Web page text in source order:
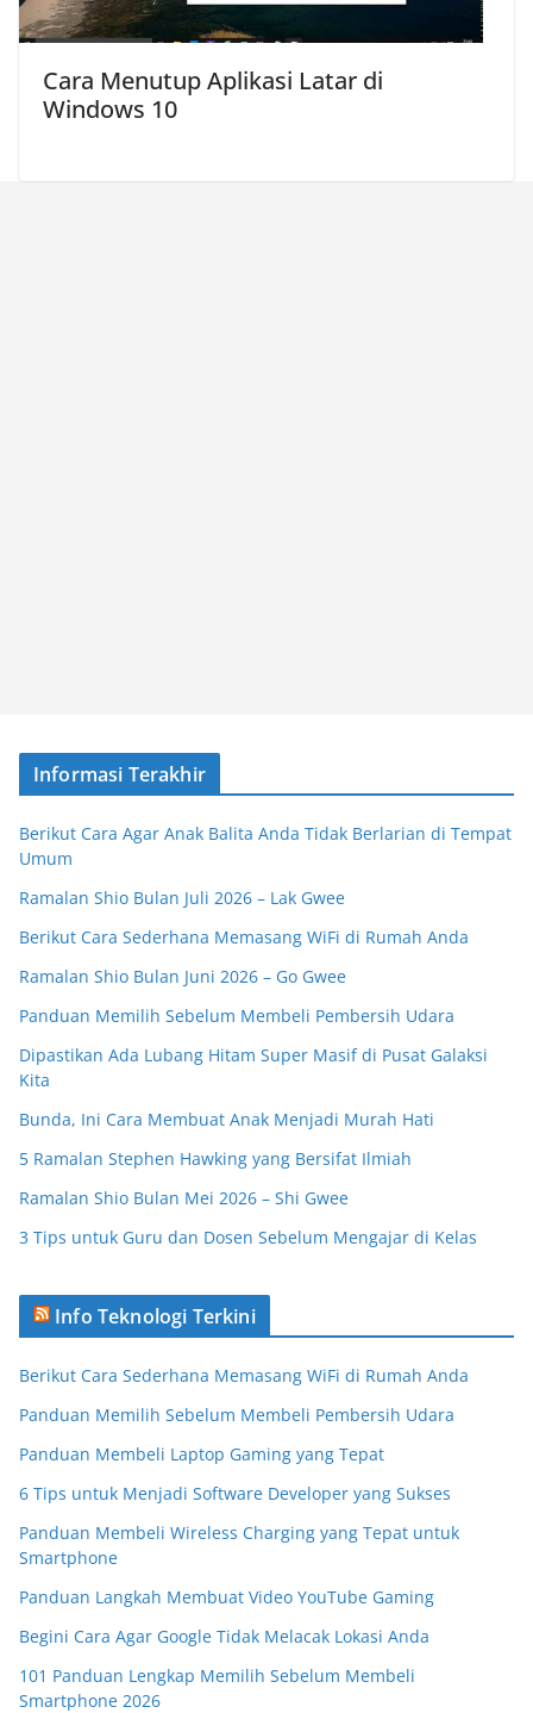
Cara Menutup Aplikasi Latar di
Windows 10
Informasi Terakhir
Berikut Cara Agar Anak Balita Anda Tidak Berlarian di Tempat
Umum
Ramalan Shio Bulan Juli 2026 – Lak Gwee
Berikut Cara Sederhana Memasang WiFi di Rumah Anda
Ramalan Shio Bulan Juni 2026 – Go Gwee
Panduan Memilih Sebelum Membeli Pembersih Udara
Dipastikan Ada Lubang Hitam Super Masif di Pusat Galaksi
Kita
Bunda, Ini Cara Membuat Anak Menjadi Murah Hati
5 Ramalan Stephen Hawking yang Bersifat Ilmiah
Ramalan Shio Bulan Mei 2026 – Shi Gwee
3 Tips untuk Guru dan Dosen Sebelum Mengajar di Kelas
Info Teknologi Terkini
Berikut Cara Sederhana Memasang WiFi di Rumah Anda
Panduan Memilih Sebelum Membeli Pembersih Udara
Panduan Membeli Laptop Gaming yang Tepat
6 Tips untuk Menjadi Software Developer yang Sukses
Panduan Membeli Wireless Charging yang Tepat untuk
Smartphone
Panduan Langkah Membuat Video YouTube Gaming
Begini Cara Agar Google Tidak Melacak Lokasi Anda
101 Panduan Lengkap Memilih Sebelum Membeli
Smartphone 2026